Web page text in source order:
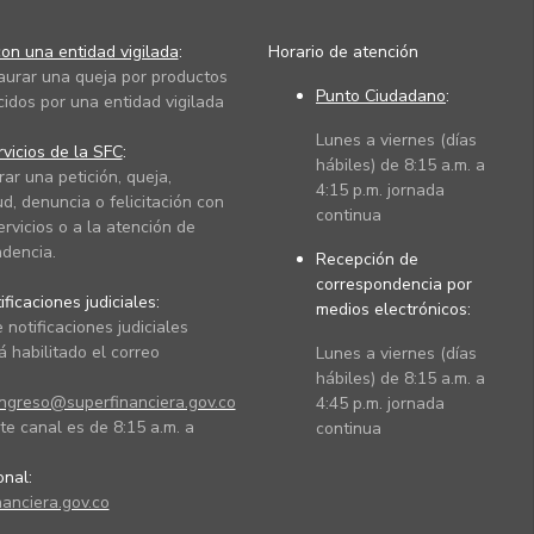
una entidad vigilada:
una queja por productos
por una entidad vigilada
de la SFC:
una petición, queja,
denuncia o felicitación con
o a la atención de
judiciales:
notificaciones judiciales
habilitado el correo
canal es de 8:15 a.m. a
Horario de atención
Punto Ciudadano:
Lunes a viernes (días
hábiles) de 8:15 a.m. a
4:15 p.m. jornada
continua
Recepción de
correspondencia por
medios electrónicos:
Lunes a viernes (días
hábiles) de 8:15 a.m. a
4:45 p.m. jornada
continua